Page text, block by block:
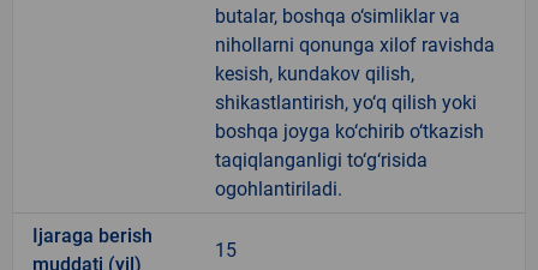
butalar, boshqa o‘simliklar va
nihollarni qonunga xilof ravishda
kesish, kundakov qilish,
shikastlantirish, yo‘q qilish yoki
boshqa joyga ko‘chirib o‘tkazish
taqiqlanganligi to‘g‘risida
ogohlantiriladi.
Ijaraga berish
muddati (yil)
15